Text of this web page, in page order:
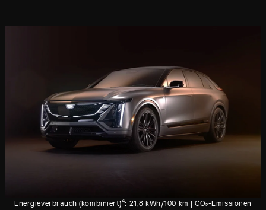
Energieverbrauch (kombiniert)4: 21,8 kWh/100 km | CO₂-Emissionen